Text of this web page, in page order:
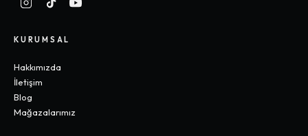
KURUMSAL
Hakkımızda
İletişim
Blog
Mağazalarımız